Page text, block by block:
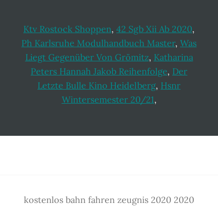
Ktv Rostock Shoppen, 42 Sgb Xii Ab 2020,
Ph Karlsruhe Modulhandbuch Master, Was
Liegt Gegenüber Von Grömitz, Katharina
Peters Hannah Jakob Reihenfolge, Der
Letzte Bulle Kino Heidelberg, Hsnr
Wintersemester 20/21,
kostenlos bahn fahren zeugnis 2020 2020